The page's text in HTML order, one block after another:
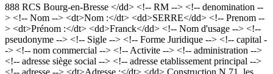
888 RCS Bourg-en-Bresse </dd> <!-- RM --> <!-- denomination --
> <!-- Nom --> <dt>Nom :</dt> <dd>SERRE</dd> <!-- Prenom --
> <dt>Prénom :</dt> <dd>Franck</dd> <!-- Nom d'usage --> <!--
pseudonyme --> <!-- Sigle --> <!-- Forme Juridique --> <!-- capital -
-> <!-- nom commercial --> <!-- Activite --> <!-- administration -->
<!-- adresse siège social --> <!-- adresse etablissement principal -->
<!-- adresse --> <dt>Adresse :</dt> <dd> Construction N 71, les